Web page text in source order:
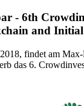
- 6th
and
findet am
das 6.